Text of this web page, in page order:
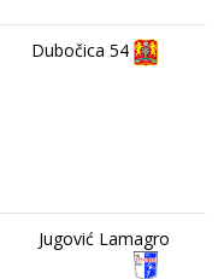
Dubočica 54
Jugović Lamagro